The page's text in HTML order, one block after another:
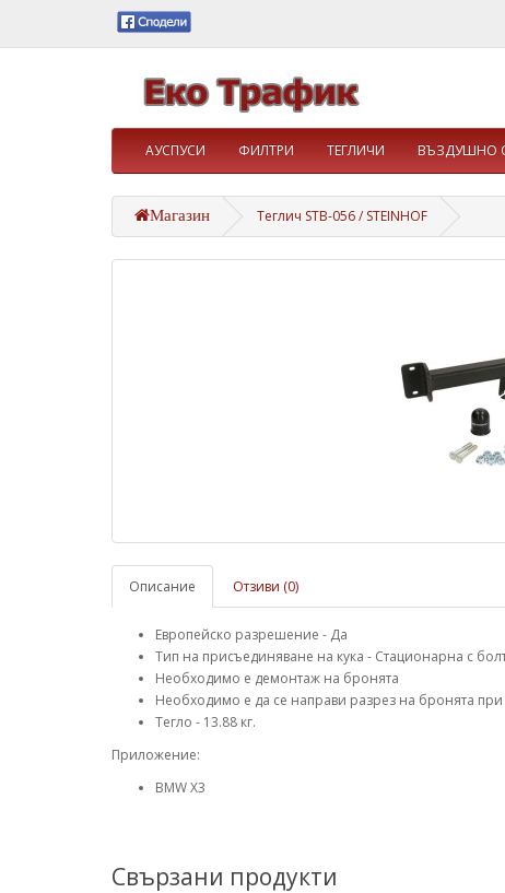
АУСПУСИ ФИЛТРИ ТЕГЛИЧИ ВЪЗДУШНО
Магазин Теглич STB-056 / STEINHOF
Описание Отзиви (0)
Европейско разрешение - Да
Тип на присъединяване на кука - Стационарна с
Необходимо е демонтаж на бронята
Необходимо е да се направи разрез на бронята
Тегло - 13.88 кг.
Приложение:
BMW X3
Свързани продукти